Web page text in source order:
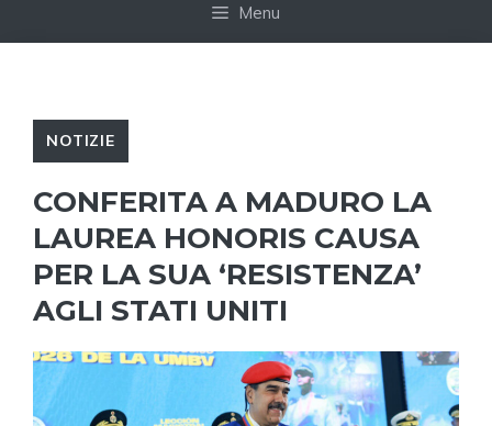
Menu
NOTIZIE
CONFERITA A MADURO LA
LAUREA HONORIS CAUSA
PER LA SUA ‘RESISTENZA’
AGLI STATI UNITI